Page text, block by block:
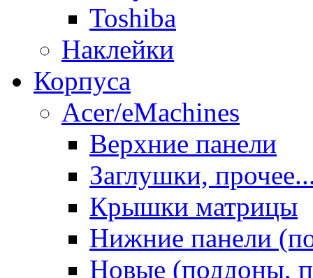
Toshiba
Наклейки
Корпуса
Acer/eMachines
Верхние панели
Заглушки,
Крышки матрицы
Нижние панели
Новые (поддоны,